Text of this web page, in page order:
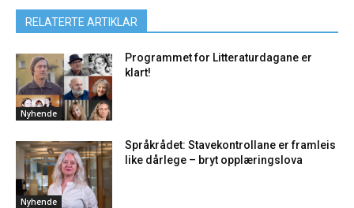
RELATERTE ARTIKLAR
Nyhende
Programmet for Litteraturdagane er
klart!
Nyhende
Språkrådet: Stavekontrollane er framleis
like dårlege – bryt opplæringslova